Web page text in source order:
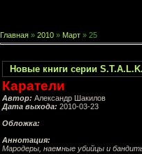
Главная » 2010 » Март » 25
Новые книги серии
Каратели
Автор: Александр Шакилов
Дата выхода: 2010-03-23
Обложка:
Аннотация:
Мародеры, наемные убийцы и